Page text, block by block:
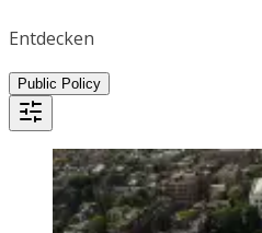
Entdecken
Public Policy